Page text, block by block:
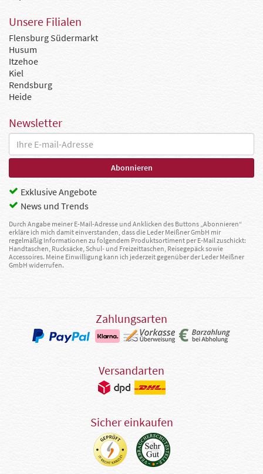
Unsere Filialen
Flensburg Südermarkt
Husum
Itzehoe
Kiel
Rendsburg
Heide
Newsletter
Exklusive Angebote
News und Trends
Durch Angabe meiner E-Mail-Adresse und Anklicken des Buttons „Abonnieren“
erkläre ich mich damit einverstanden, dass die Leder Meißner GmbH mir
regelmäßig Informationen zu folgendem Produktsortiment per E-Mail zuschickt:
Handtaschen, Rucksäcke, Schul- und Freizeittaschen, Reisegepäck sowie
Accessoires. Meine Einwilligung kann ich jederzeit gegenüber der Leder Meißner
GmbH widerrufen.
Zahlungsarten
Versandarten
Sicher einkaufen